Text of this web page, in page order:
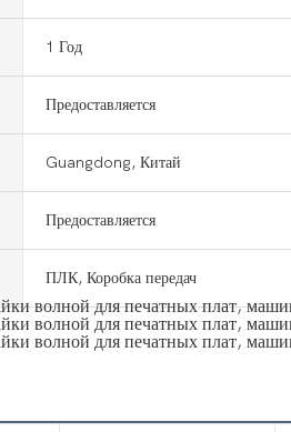
1 Год
Предоставляется
Guangdong, Китай
Предоставляется
ПЛК, Коробка передач